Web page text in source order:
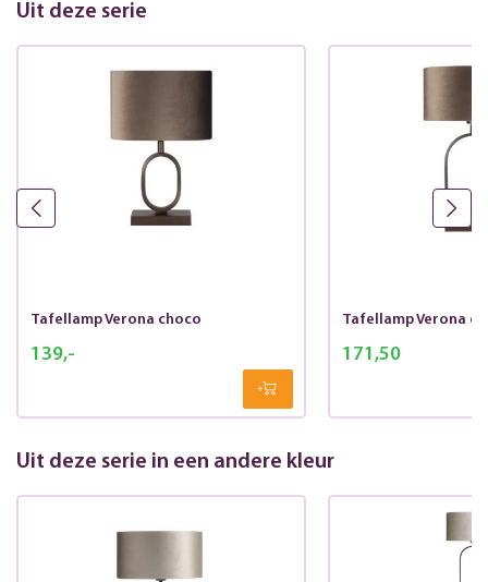
Uit deze serie
Tafellamp Verona choco
139,-
Tafellamp Verona
171,50
Uit deze serie in een andere kleur